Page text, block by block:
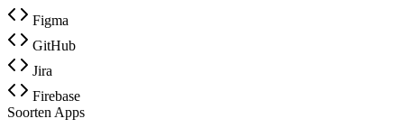
Figma
GitHub
Jira
Firebase
Soorten Apps